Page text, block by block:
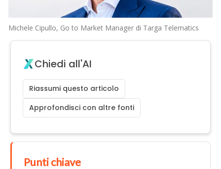
Michele Cipullo, Go to Market Manager di Targa Telematics
Chiedi all'AI
Riassumi questo articolo
Approfondisci con altre fonti
Punti chiave